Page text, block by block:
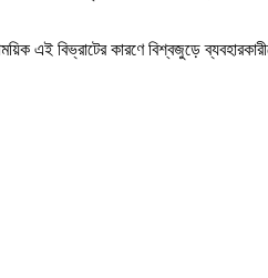
বিভ্রাটের কারণে বিশ্বজুড়ে